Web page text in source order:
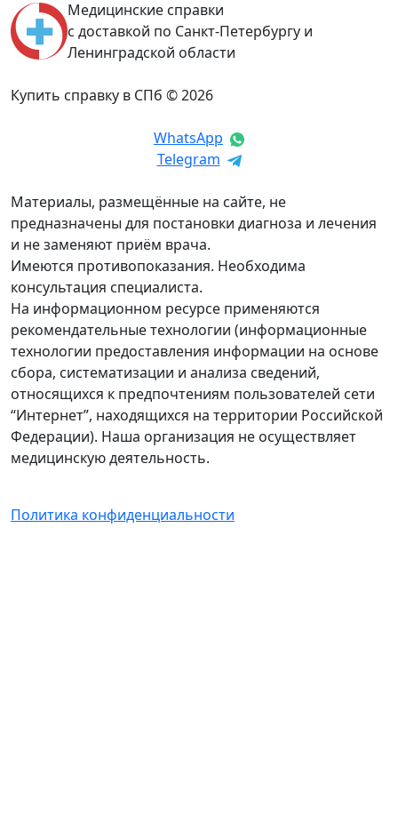
Медицинские справки
с доставкой по Санкт-Петербургу и
Ленинградской области
Купить справку в СПб © 2026
WhatsApp
Telegram
Материалы, размещённые на сайте, не
предназначены для постановки диагноза и лечения
и не заменяют приём врача.
Имеются противопоказания. Необходима
консультация специалиста.
На информационном ресурсе применяются
рекомендательные технологии (информационные
технологии предоставления информации на основе
сбора, систематизации и анализа сведений,
относящихся к предпочтениям пользователей сети
“Интернет”, находящихся на территории Российской
Федерации). Наша организация не осуществляет
медицинскую деятельность.
Политика конфиденциальности